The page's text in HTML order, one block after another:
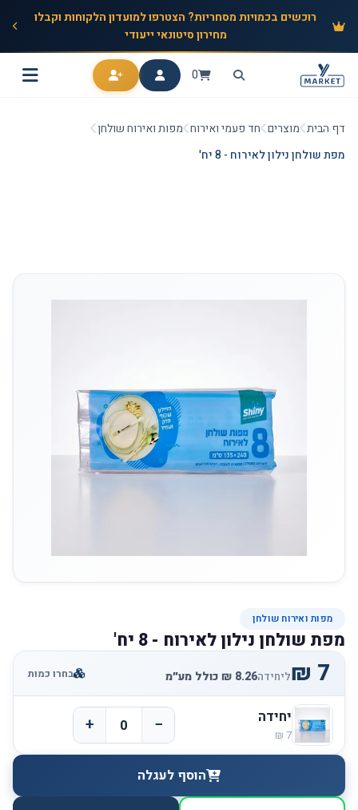
רוכשים בכמויות מסחריות? הצטרפו למועדון הלקוחות וקבלו
מחירון סיטונאי ייעודי
0
דף הבית מוצרים חד פעמי ואירוח מפות ואירוח שולחן
מפת שולחן נילון לאירוח - 8 יח'
מפות ואירוח שולחן
מפת שולחן נילון לאירוח - 8 יח'
ליחידה בחרו כמות
יחידה −
+
הוסף לעגלה